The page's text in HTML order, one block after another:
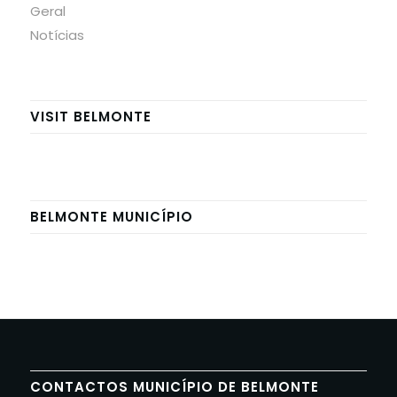
Geral
Notícias
VISIT BELMONTE
BELMONTE MUNICÍPIO
CONTACTOS MUNICÍPIO DE BELMONTE